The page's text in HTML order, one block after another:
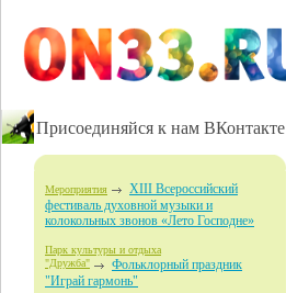
Присоединяйся к нам ВКонтакте
Мероприятия
XIII Всероссийский
фестиваль духовной музыки и
колокольных звонов «Лето Господне»
Парк культуры и отдыха
"Дружба"
Фольклорный праздник
"Играй гармонь"